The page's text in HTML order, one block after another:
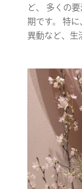
ど、 多くの
期です。 特
異動など、生